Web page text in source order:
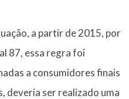
a partir de 2015, por
87, essa regra foi
a consumidores finais
deveria ser realizado uma